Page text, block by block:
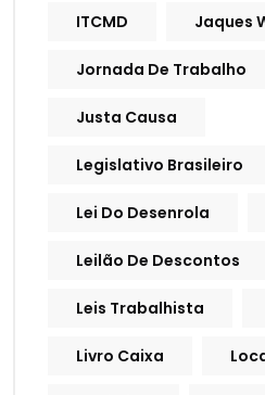
ITCMD Jaques
Jornada De Trabalho
Justa Causa
Legislativo Brasileiro
Lei Do Desenrola
Leilão De Descontos
Leis Trabalhista
Livro Caixa